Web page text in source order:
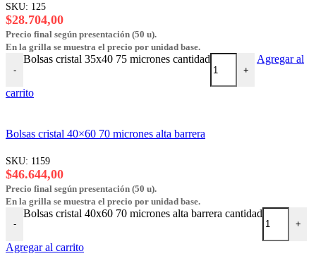
SKU: 125
$28.704,00
Precio final según presentación (50 u).
En la grilla se muestra el precio por unidad base.
-
Bolsas cristal 35x40 75 micrones cantidad
+
Agregar al
carrito
Bolsas cristal 40×60 70 micrones alta barrera
SKU: 1159
$46.644,00
Precio final según presentación (50 u).
En la grilla se muestra el precio por unidad base.
-
Bolsas cristal 40x60 70 micrones alta barrera cantidad
+
Agregar al carrito